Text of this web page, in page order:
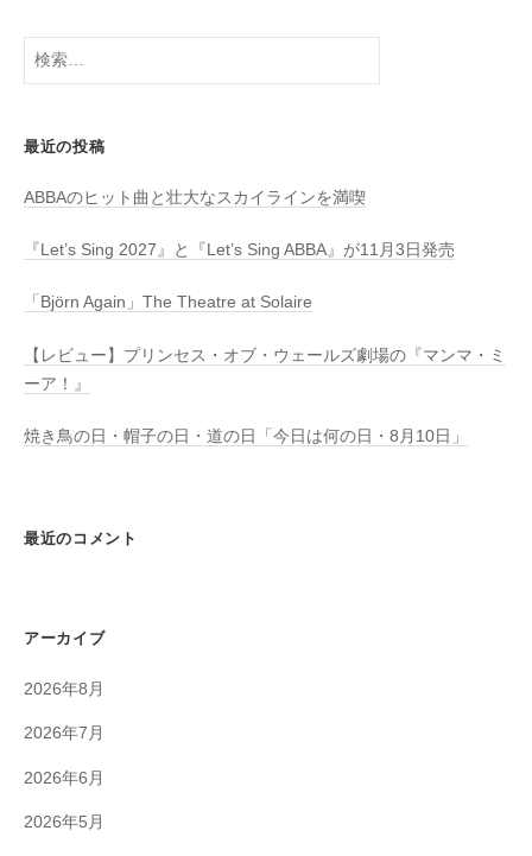
検
最近の投稿
ABBAのヒット曲と壮大なスカイラインを満喫
『Let’s Sing 2027』と『Let’s Sing ABBA』が11月3日発売
「Björn Again」The Theatre at Solaire
【レビュー】プリンセス・オブ・ウェールズ劇場の『マンマ・ミ
ーア！』
焼き鳥の日・帽子の日・道の日「今日は何の日・8月10日」
最近のコメント
アーカイブ
2026年8月
2026年7月
2026年6月
2026年5月